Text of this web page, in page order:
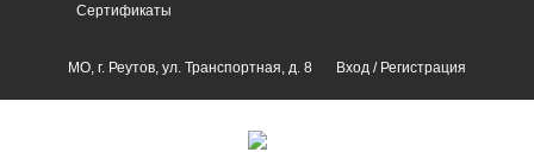
Сертификаты
МО, г. Реутов, ул. Транспортная, д. 8 Вход /Регистрация